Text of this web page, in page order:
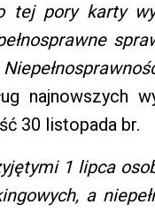
tej pory karty
najnowszych
30 listopada br.
1 lipca
a